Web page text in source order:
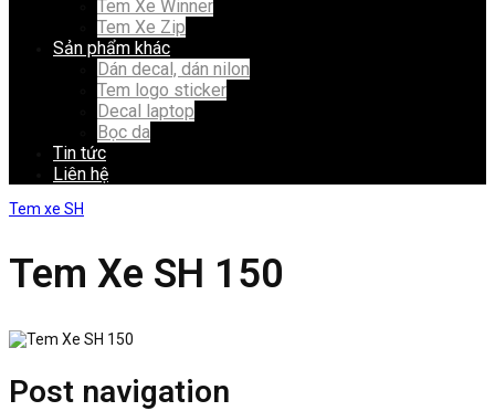
Tem Xe Winner
Tem Xe Zip
Sản phẩm khác
Dán decal, dán nilon
Tem logo sticker
Decal laptop
Bọc da
Tin tức
Liên hệ
Tem xe SH
Tem Xe SH 150
Post navigation